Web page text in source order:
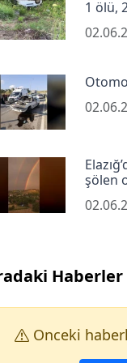
1 ölü,
şölen
Haberler
Onceki